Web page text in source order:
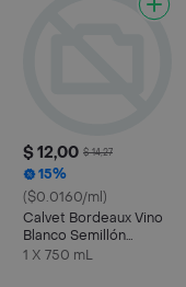
$ 12,00 $ 14,27
15%
($0.0160/ml)
Calvet Bordeaux Vino
Blanco Semillón
Sauvignon
1 X 750 mL